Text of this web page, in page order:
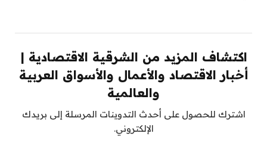
اكتشاف المزيد من الشرقية الاقتصادية |
أخبار الاقتصاد والأعمال والأسواق العربية
والعالمية
اشترك للحصول على أحدث التدوينات المرسلة إلى بريدك
الإلكتروني.